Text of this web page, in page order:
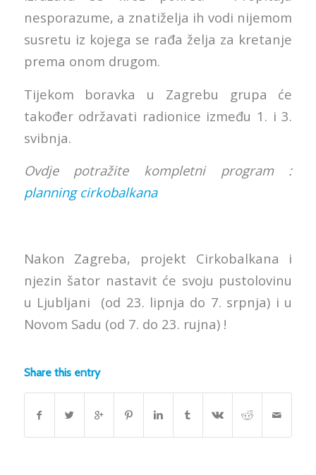
nesporazume, a znatiželja ih vodi nijemom
susretu iz kojega se rađa želja za kretanje
prema onom drugom.
Tijekom boravka u Zagrebu grupa će
također održavati radionice između 1. i 3.
svibnja.
Ovdje potražite kompletni program :
planning cirkobalkana
Nakon Zagreba, projekt Cirkobalkana i
njezin šator nastavit će svoju pustolovinu
u Ljubljani (od 23. lipnja do 7. srpnja) i u
Novom Sadu (od 7. do 23. rujna) !
Share this entry